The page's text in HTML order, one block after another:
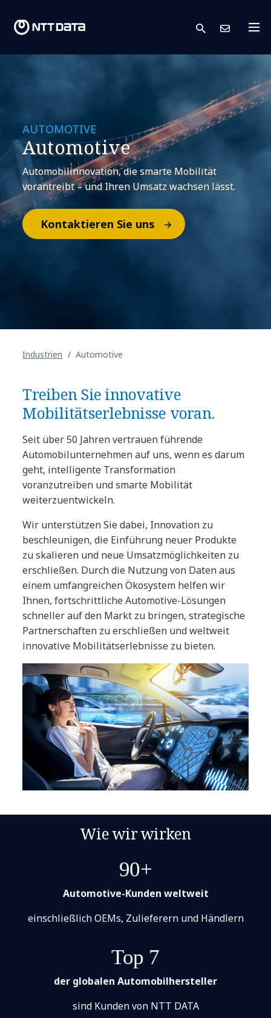
search
AUTOMOTIVE
Automotive
Automobilinnovation, die smarte Mobilität
vorantreibt – und Ihren Umsatz wachsen lässt.
Kontaktieren Sie uns
Industrien Automotive
Treiben Sie innovative
Mobilitätserlebnisse voran.
Seit über 50 Jahren vertrauen führende
Automobilunternehmen auf uns, wenn es darum
geht, intelligente Transformation
voranzutreiben und smarte Mobilität
weiterzuentwickeln.
Wir unterstützen Sie dabei, Innovation zu
beschleunigen, die Einführung neuer Produkte
zu skalieren und neue Umsatzmöglichkeiten zu
erschließen. Durch die Nutzung von Daten aus
einem umfangreichen Ökosystem helfen wir
Ihnen, fortschrittliche Automotive-Lösungen
schneller auf den Markt zu bringen, strategische
Partnerschaften zu erschließen und weltweit
innovative Mobilitätserlebnisse zu bieten.
Wie wir wirken
90+
Automotive-Kunden weltweit
einschließlich OEMs, Zulieferern und Händlern
Top 7
der globalen Automobilhersteller
sind Kunden von NTT DATA